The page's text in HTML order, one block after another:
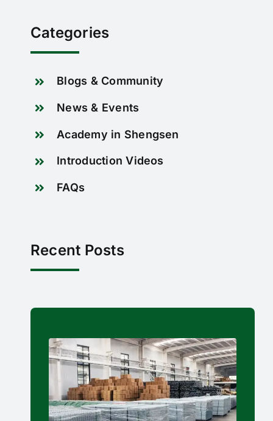
Categories
Blogs & Community
News & Events
Academy in Shengsen
Introduction Videos
FAQs
Recent Posts